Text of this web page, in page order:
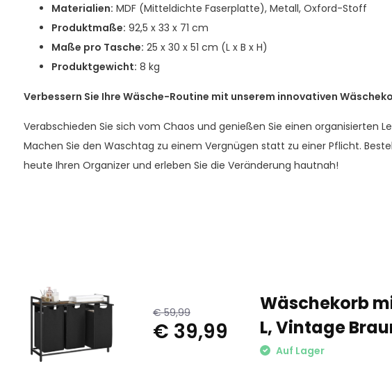
Materialien: MDF (Mitteldichte Faserplatte), Metall, Oxford-Stoff
Produktmaße: 92,5 x 33 x 71 cm
Maße pro Tasche: 25 x 30 x 51 cm (L x B x H)
Produktgewicht: 8 kg
Verbessern Sie Ihre Wäsche-Routine mit unserem innovativen
Verabschieden Sie sich vom Chaos und genießen Sie einen organisierten
Machen Sie den Waschtag zu einem Vergnügen statt zu einer Pflicht.
heute Ihren Organizer und erleben Sie die Veränderung hautnah!
€ 59,99
€ 39,99
Wäschekorb
L, Vintage
Auf Lager